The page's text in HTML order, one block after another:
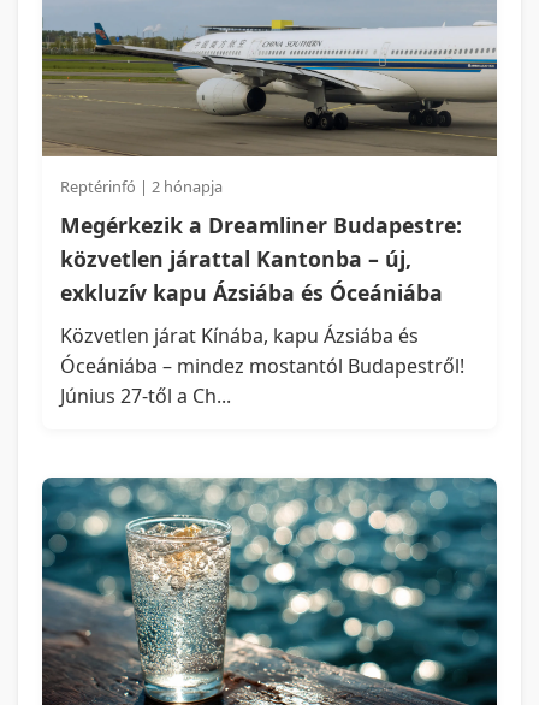
Reptérinfó | 2 hónapja
Megérkezik a Dreamliner Budapestre:
közvetlen járattal Kantonba – új,
exkluzív kapu Ázsiába és Óceániába
Közvetlen járat Kínába, kapu Ázsiába és
Óceániába – mindez mostantól Budapestről!
Június 27-től a Ch...